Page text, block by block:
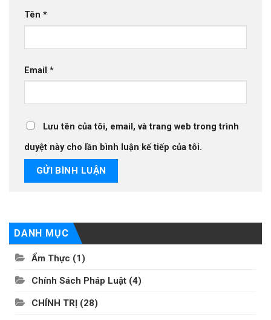
Tên *
Email *
Lưu tên của tôi, email, và trang web trong trình
duyệt này cho lần bình luận kế tiếp của tôi.
DANH MỤC
Ẩm Thực (1)
Chính Sách Pháp Luật (4)
CHÍNH TRỊ (28)